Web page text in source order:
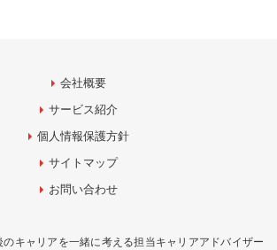
会社概要
サービス紹介
個人情報保護方針
サイトマップ
お問い合わせ
キャリアを一緒に考える担当キャリアアドバイザー